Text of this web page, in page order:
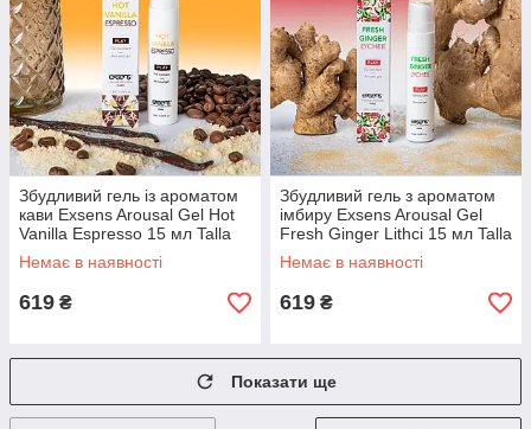
Збудливий гель із ароматом
кави Exsens Arousal Gel Hot
Vanilla Espresso 15 мл Talla
Немає в наявності
619 ₴
Збудливий гель з ароматом
імбиру Exsens Arousal Gel
Fresh Ginger Lithci 15 мл Talla
Немає в наявності
619 ₴
Показати ще